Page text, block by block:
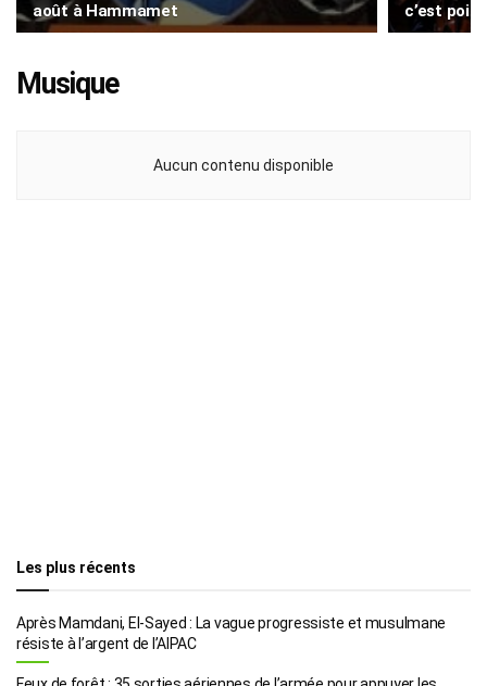
août à Hammamet
c’est
Musique
Aucun contenu disponible
Les plus récents
Après Mamdani, El-Sayed : La vague progressiste et musulmane
résiste à l’argent de l’AIPAC